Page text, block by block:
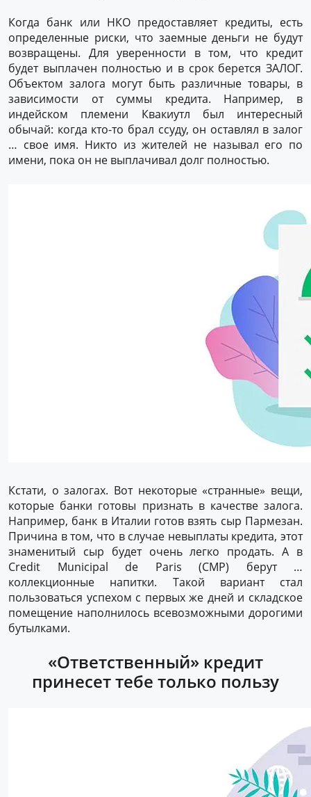
Когда банк или НКО предоставляет кредиты, есть
определенные риски, что заемные деньги не будут
возвращены. Для уверенности в том, что кредит
будет выплачен полностью и в срок берется ЗАЛОГ.
Объектом залога могут быть различные товары, в
зависимости от суммы кредита. Например, в
индейском племени Квакиутл был интересный
обычай: когда кто-то брал ссуду, он оставлял в залог
… свое имя. Никто из жителей не называл его по
имени, пока он не выплачивал долг полностью.
Кстати, о залогах. Вот некоторые «странные» вещи,
которые банки готовы признать в качестве залога.
Например, банк в Италии готов взять сыр Пармезан.
Причина в том, что в случае невыплаты кредита, этот
знаменитый сыр будет очень легко продать. А в
Credit Municipal de Paris (CMP) берут …
коллекционные напитки. Такой вариант стал
пользоваться успехом с первых же дней и складское
помещение наполнилось всевозможными дорогими
бутылками.
«Ответственный» кредит
принесет тебе только пользу